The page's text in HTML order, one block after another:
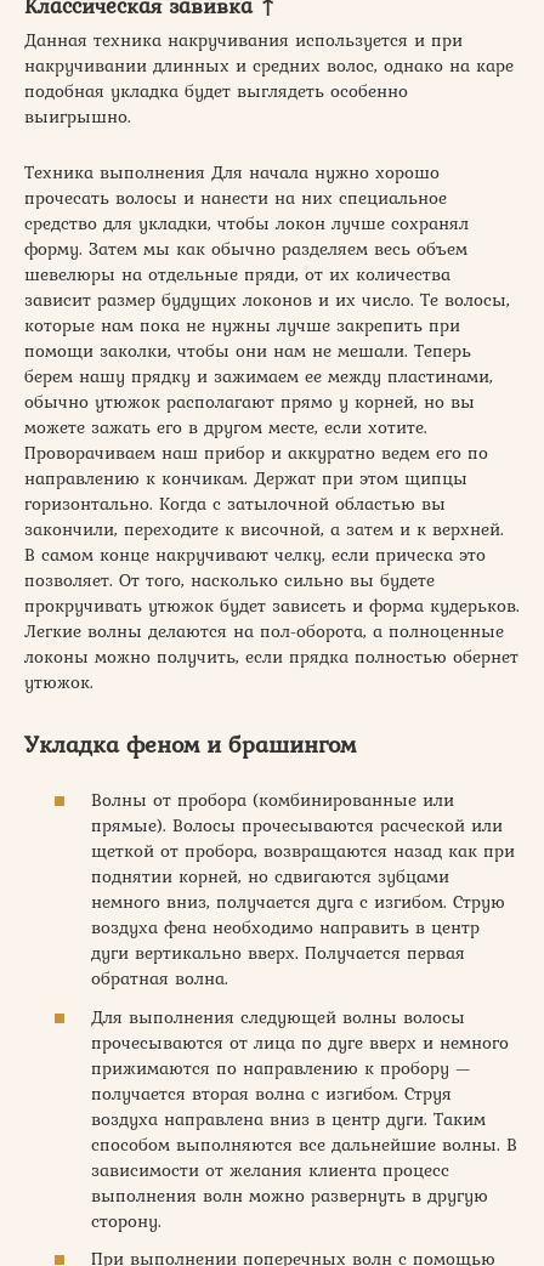
Данная техника накручивания используется и при
накручивании длинных и средних волос, однако на каре
подобная укладка будет выглядеть особенно
выигрышно.
Техника выполнения Для начала нужно хорошо
прочесать волосы и нанести на них специальное
средство для укладки, чтобы локон лучше сохранял
форму. Затем мы как обычно разделяем весь объем
шевелюры на отдельные пряди, от их количества
зависит размер будущих локонов и их число. Те волосы,
которые нам пока не нужны лучше закрепить при
помощи заколки, чтобы они нам не мешали. Теперь
берем нашу прядку и зажимаем ее между пластинами,
обычно утюжок располагают прямо у корней, но вы
можете зажать его в другом месте, если хотите.
Проворачиваем наш прибор и аккуратно ведем его по
направлению к кончикам. Держат при этом щипцы
горизонтально. Когда с затылочной областью вы
закончили, переходите к височной, а затем и к верхней.
В самом конце накручивают челку, если прическа это
позволяет. От того, насколько сильно вы будете
прокручивать утюжок будет зависеть и форма кудерьков.
Легкие волны делаются на пол-оборота, а полноценные
локоны можно получить, если прядка полностью обернет
утюжок.
Укладка феном и брашингом
Волны от пробора (комбинированные или
прямые). Волосы прочесываются расческой или
щеткой от пробора, возвращаются назад как при
поднятии корней, но сдвигаются зубцами
немного вниз, получается дуга с изгибом. Струю
воздуха фена необходимо направить в центр
дуги вертикально вверх. Получается первая
обратная волна.
Для выполнения следующей волны волосы
прочесываются от лица по дуге вверх и немного
прижимаются по направлению к пробору —
получается вторая волна с изгибом. Струя
воздуха направлена вниз в центр дуги. Таким
способом выполняются все дальнейшие волны. В
зависимости от желания клиента процесс
выполнения волн можно развернуть в другую
сторону.
При выполнении поперечных волн с помощью